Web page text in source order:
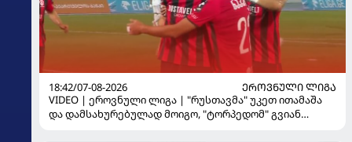
18:42/07-08-2026
ᲔᲠᲝᲕᲜᲣᲚᲘ ᲚᲘᲒᲐ
VIDEO | ეროვნული ლიგა | "რუსთავმა" უკეთ ითამაშა
და დამსახურებულად მოიგო, "ტორპედომ" გვიან